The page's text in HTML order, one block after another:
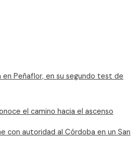
en Peñaflor, en su segundo test de
el camino hacia el ascenso
con autoridad al Córdoba en un San